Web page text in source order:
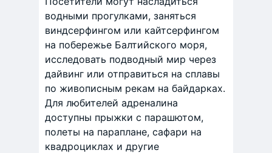
водными прогулками, заняться
виндсерфингом или кайтсерфингом
на побережье Балтийского моря,
исследовать подводный мир через
дайвинг или отправиться на сплавы
по живописным рекам на байдарках.
Для любителей адреналина
доступны прыжки с парашютом,
полеты на параплане, сафари на
квадроциклах и другие